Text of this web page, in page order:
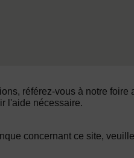
référez-vous à notre foire
l'aide nécessaire.
concernant ce site,